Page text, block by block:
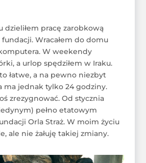
dzieliłem pracę zarobkową
fundacji. Wracałem do domu
W weekendy
a urlop spędziłem w Iraku.
łatwe, a na pewno niezbyt
ma jednak tylko 24 godziny.
zrezygnować. Od stycznia
pełno etatowym
Orla Straż. W moim życiu
ale nie żałuję takiej zmiany.